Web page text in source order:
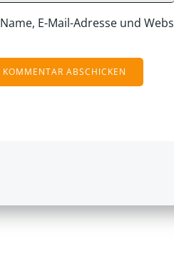
Name, E-Mail-Adresse und